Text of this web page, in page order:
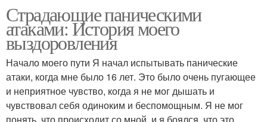
Страдающие паническими
атаками: История моего
выздоровления
Начало моего пути Я начал испытывать панические
атаки, когда мне было 16 лет. Это было очень пугающее
и неприятное чувство, когда я не мог дышать и
чувствовал себя одиноким и беспомощным. Я не мог